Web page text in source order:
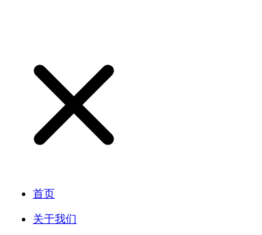
首页
关于我们